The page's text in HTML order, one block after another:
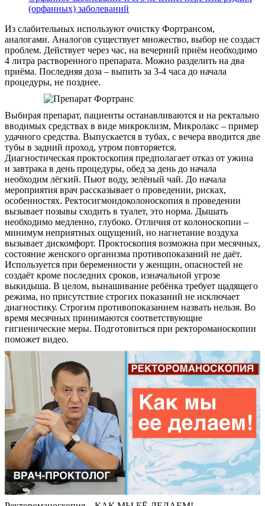
(орфанных) заболеваний
Из слабительных используют очистку Фортрансом,
аналогами. Аналогов существует множество, выбор не создаст
проблем. Действует через час, на вечерний приём необходимо
4 литра растворенного препарата. Можно разделить на два
приёма. Последняя доза – выпить за 3-4 часа до начала
процедуры, не позднее.
Выбирая препарат, пациенты останавливаются и на ректально
вводимых средствах в виде микроклизм, Микролакс – пример
удачного средства. Выпускается в тубах, с вечера вводится две
тубы в задний проход, утром повторяется.
Диагностическая проктоскопия предполагает отказ от ужина
и завтрака в день процедуры, обед за день до начала
необходим лёгкий. Пьют воду, зелёный чай. До начала
мероприятия врач рассказывает о проведении, рисках,
особенностях. Ректосигмоидоколоноскопия в проведении
вызывает позывы сходить в туалет, это норма. Дышать
необходимо медленно, глубоко. Отличия от колоноскопии –
минимум неприятных ощущений, но нагнетание воздуха
вызывает дискомфорт. Проктоскопия возможна при месячных,
состояние женского организма противопоказаний не даёт.
Используется при беременности у женщин, опасностей не
создаёт кроме последних сроков, изначальной угрозе
выкидыша. В целом, вынашивание ребёнка требует щадящего
режима, но присутствие строгих показаний не исключает
диагностику. Строгим противопоказанием назвать нельзя. Во
время месячных принимаются соответствующие
гигиенические меры. Подготовиться при ректороманоскопии
поможет видео.